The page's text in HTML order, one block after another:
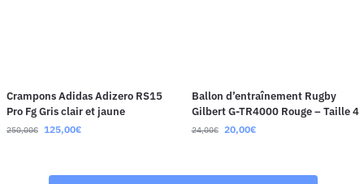
Crampons Adidas Adizero RS15
Pro Fg Gris clair et jaune
250,00€ 125,00€
Ballon d’entraînement Rugby
Gilbert G-TR4000 Rouge – Taille 4
24,00€ 20,00€